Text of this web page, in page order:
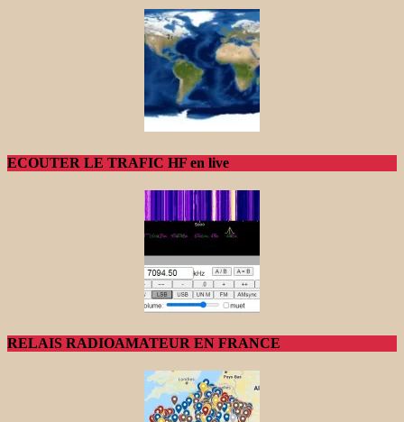
ECOUTER LE TRAFIC HF en live
RELAIS RADIOAMATEUR EN FRANCE